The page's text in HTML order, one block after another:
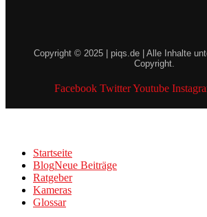
Copyright © 2025 | piqs.de | Alle Inhalte
Copyright.
Facebook Twitter Youtube
Startseite
BlogNeue Beiträge
Ratgeber
Kameras
Glossar